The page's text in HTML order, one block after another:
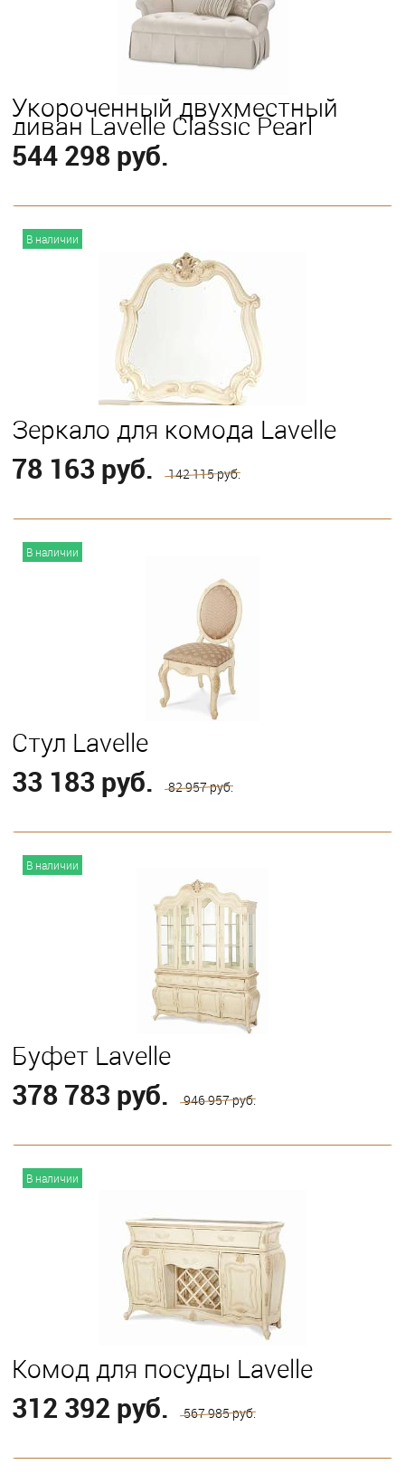
Укороченный двухместный
диван Lavelle Classic Pearl
544 298 руб.
В наличии
Зеркало для комода Lavelle
78 163 руб. 142 115 руб.
В наличии
Стул Lavelle
33 183 руб. 82 957 руб.
В наличии
Буфет Lavelle
378 783 руб. 946 957 руб.
В наличии
Комод для посуды Lavelle
312 392 руб. 567 985 руб.